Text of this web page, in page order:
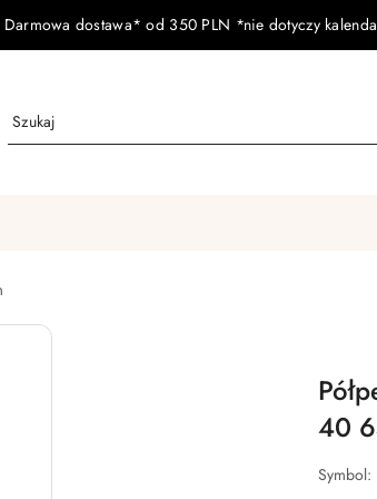
Darmowa dostawa* od 350 PLN *nie dotyczy
40
Symbol: